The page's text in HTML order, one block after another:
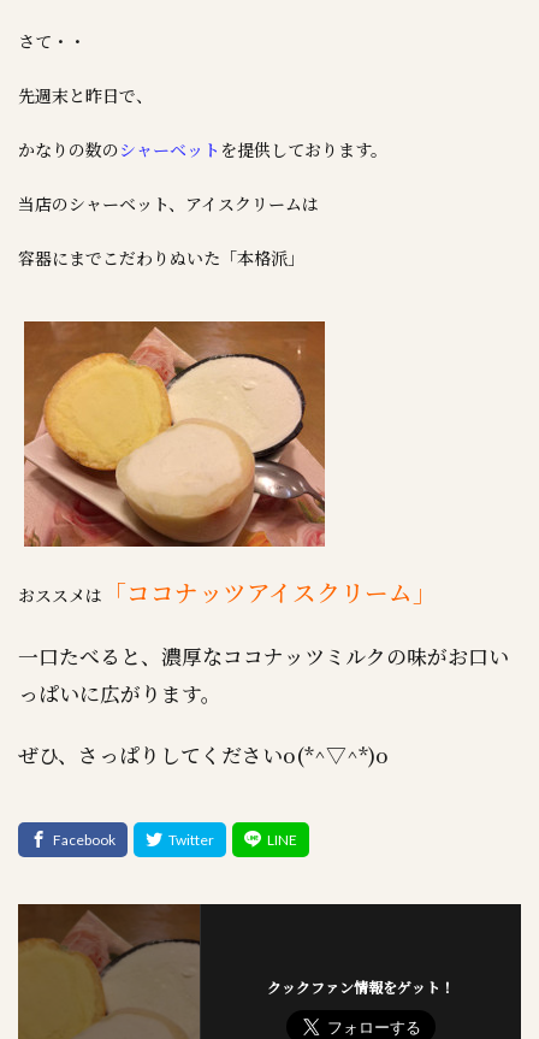
さて・・
先週末と昨日で、
かなりの数のシャーベット を提供しております。
当店のシャーベット、アイスクリームは
容器にまでこだわりぬいた「本格派」
おススメは 「ココナッツアイスクリーム」
一口たべると、濃厚なココナッツミルクの味がお口い
っぱいに広がります。
ぜひ、さっぱりしてくださいo(*^▽^*)o
クックファン情報をゲット！